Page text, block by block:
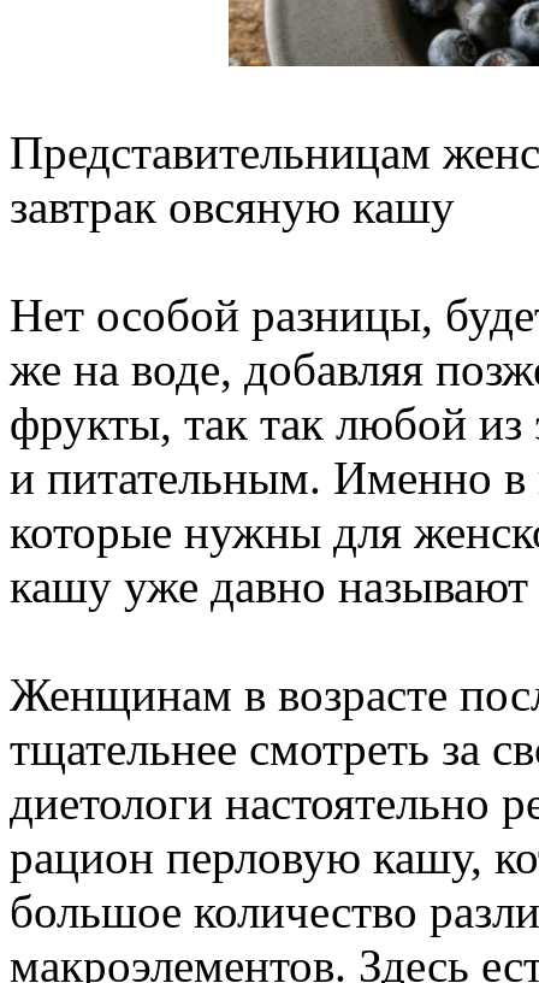
Представительницам
завтрак овсяную кашу
Нет особой разницы,
же на воде, добавляя
фрукты, так так любой из
и питательным. Именно в
которые нужны для
кашу уже давно
Женщинам в возрасте
тщательнее смотреть за
диетологи настоятельно
рацион перловую кашу,
большое количество
макроэлементов. Здесь